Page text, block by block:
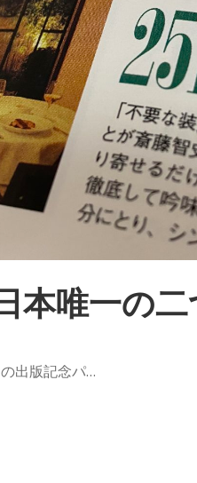
本唯一の
出版記念パ…